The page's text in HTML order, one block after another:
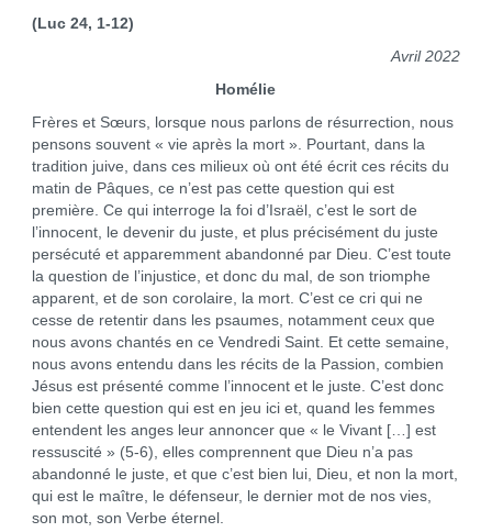
(Luc 24, 1-12)
Avril 2022
Homélie
Frères et Sœurs, lorsque nous parlons de résurrection, nous
pensons souvent « vie après la mort ». Pourtant, dans la
tradition juive, dans ces milieux où ont été écrit ces récits du
matin de Pâques, ce n’est pas cette question qui est
première. Ce qui interroge la foi d’Israël, c’est le sort de
l’innocent, le devenir du juste, et plus précisément du juste
persécuté et apparemment abandonné par Dieu. C’est toute
la question de l’injustice, et donc du mal, de son triomphe
apparent, et de son corolaire, la mort. C’est ce cri qui ne
cesse de retentir dans les psaumes, notamment ceux que
nous avons chantés en ce Vendredi Saint. Et cette semaine,
nous avons entendu dans les récits de la Passion, combien
Jésus est présenté comme l’innocent et le juste. C’est donc
bien cette question qui est en jeu ici et, quand les femmes
entendent les anges leur annoncer que « le Vivant […] est
ressuscité » (5-6), elles comprennent que Dieu n’a pas
abandonné le juste, et que c’est bien lui, Dieu, et non la mort,
qui est le maître, le défenseur, le dernier mot de nos vies,
son mot, son Verbe éternel.